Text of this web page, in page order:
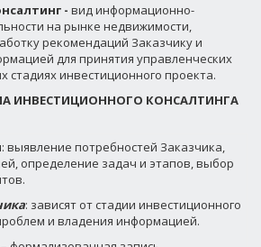
- вид информационно-
на рынке недвижимости,
рекомендаций Заказчику и
для принятия управленческих
инвестиционного проекта.
ИНВЕСТИЦИОННОГО КОНСАЛТИНГА
: выявление потребностей Заказчика,
определение задач и этапов, выбор
: зависят от стадии инвестиционного
и владения информацией.